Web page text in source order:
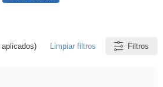
Limpiar filtros Filtros